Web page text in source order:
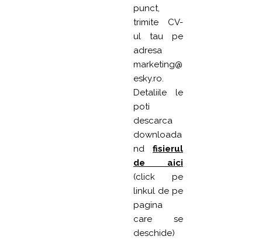
punct,
trimite CV-
ul tau pe
adresa
marketing@
esky.ro.
Detaliile le
poti
descarca
downloada
nd fisierul
de aici
(click pe
linkul de pe
pagina
care se
deschide)